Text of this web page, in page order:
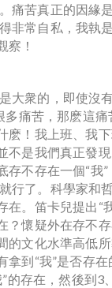
痛苦真正的因緣
非常自私，我執
察！
大衆的，即使沒
多痛苦，那麽這
麽！我上班、我
是我們真正發
存不存在一個“我
行了。科學家和
。笛卡兒提出“
？懷疑外在存不
的文化水準高低
到“我”是否存
存在，然後到3